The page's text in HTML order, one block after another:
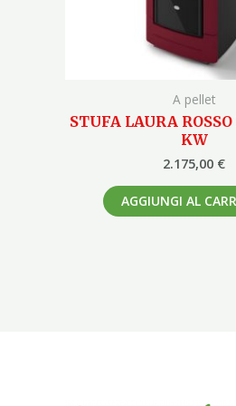
A pellet
STUFA LAURA
KW
2.175,00 €
AGGIUNGI AL